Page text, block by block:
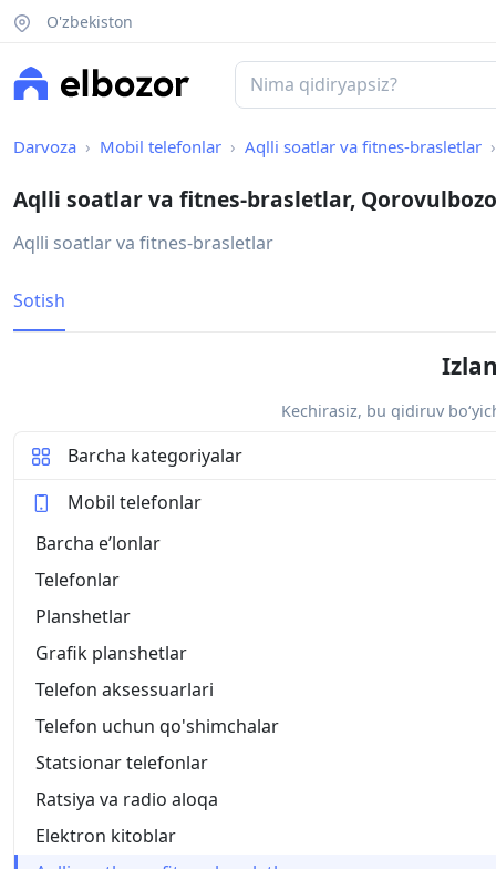
O'zbekiston
Darvoza Mobil telefonlar Aqlli soatlar va fitnes-brasletlar
Aqlli soatlar va fitnes-brasletlar,
Aqlli soatlar va fitnes-brasletlar
Sotish
Kechirasiz, bu qidiruv
Barcha kategoriyalar
Mobil telefonlar
Barcha eʼlonlar
Telefonlar
Planshetlar
Grafik planshetlar
Telefon aksessuarlari
Telefon uchun qo'shimchalar
Statsionar telefonlar
Ratsiya va radio aloqa
Elektron kitoblar